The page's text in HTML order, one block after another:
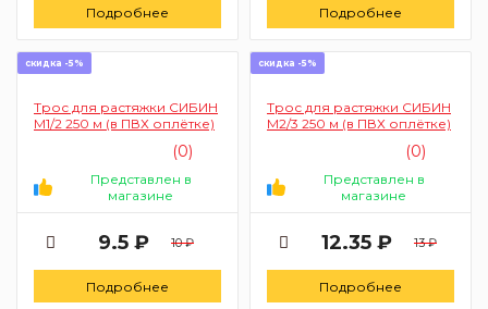
Подробнее Подробнее
скидка -5%
Трос для растяжки СИБИН
М1/2 250 м (в ПВХ оплётке)
(0)
Представлен в
магазине
9.5 ₽ 10 ₽
Подробнее
скидка -5%
Трос для растяжки СИБИН
М2/3 250 м (в ПВХ оплётке)
(0)
Представлен в
магазине
12.35 ₽ 13 ₽
Подробнее